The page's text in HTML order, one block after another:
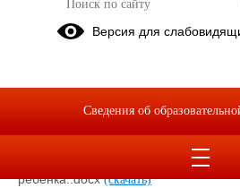
Рекомендации
Психологическое
формате.docx(скачать)
Рекомендации родителям при
ребёнка..docx(скачать)
Версия для
Сведения об